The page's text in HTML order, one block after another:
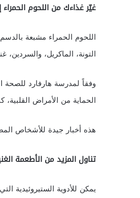
غيّر غذاءك من اللحوم
اللحوم الحمراء مشبعة
التونة، الماكريل، والسردين،
وفقاً لمدرسة هارفارد للصحة
الحماية من الأمراض
هذه أخبار جيدة للأشخاص
تناول المزيد من الأطعمة
يمكن للأدوية الستيروئيدية